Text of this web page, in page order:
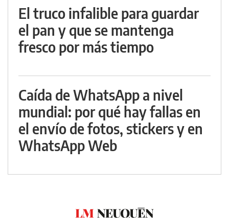
El truco infalible para guardar
el pan y que se mantenga
fresco por más tiempo
Caída de WhatsApp a nivel
mundial: por qué hay fallas en
el envío de fotos, stickers y en
WhatsApp Web